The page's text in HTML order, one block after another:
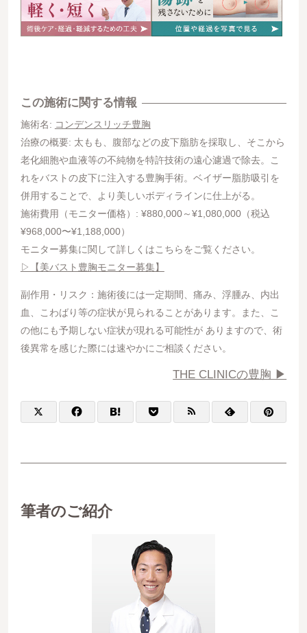
この施術に関する情報
施術名: コンデンスリッチ豊胸
治療の概要: 太もも、腹部などの皮下脂肪を採取し、そこから
老化細胞や血液等の不純物を特許技術の遠心濾過で除去。こ
れをバストの皮下に注入する豊胸手術。ベイザー脂肪吸引を
併用することで、より美しいボディラインに仕上がる。
施術費用（モニター価格）: ¥880,000～¥1,080,000（税込
¥968,000〜¥1,188,000）
モニター募集に関して詳しくはこちらをご覧ください。
▷【美バスト豊胸モニター募集】
副作用・リスク：施術後には一定期間、痛み、浮腫み、内出
血、こわばり等の症状が見られることがあります。また、こ
の他にも予期しない症状が現れる可能性が ありますので、術
後異常を感じた際には速やかにご相談ください。
THE CLINICの豊胸 ▶︎
筆者のご紹介